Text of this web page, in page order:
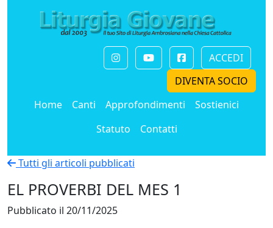
ACCEDI
DIVENTA SOCIO
Home
Canti Approfondimenti
Sostienici
Statuto
Contatti
Tutti gli articoli pubblicati
EL PROVERBI DEL MES 1
Pubblicato il 20/11/2025